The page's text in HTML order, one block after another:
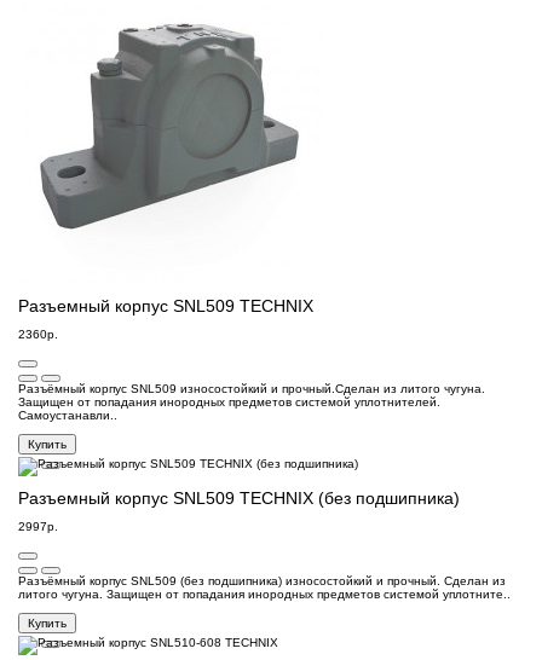
Разъемный корпус SNL509 TECHNIX
2360р.
Разъёмный корпус SNL509 износостойкий и прочный.Сделан из литого чугуна.
Защищен от попадания инородных предметов системой уплотнителей.
Самоустанавли..
Купить
Разъемный корпус SNL509 TECHNIX (без подшипника)
2997р.
Разъёмный корпус SNL509 (без подшипника) износостойкий и прочный. Сделан из
литого чугуна. Защищен от попадания инородных предметов системой уплотните..
Купить